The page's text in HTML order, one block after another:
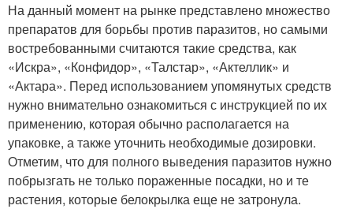
На данный момент на рынке представлено множество
препаратов для борьбы против паразитов, но самыми
востребованными считаются такие средства, как
«Искра», «Конфидор», «Талстар», «Актеллик» и
«Актара». Перед использованием упомянутых средств
нужно внимательно ознакомиться с инструкцией по их
применению, которая обычно располагается на
упаковке, а также уточнить необходимые дозировки.
Отметим, что для полного выведения паразитов нужно
побрызгать не только пораженные посадки, но и те
растения, которые белокрылка еще не затронула.